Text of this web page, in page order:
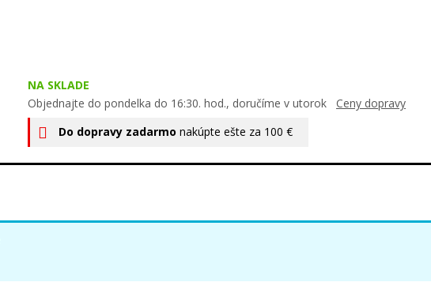
NA SKLADE
Objednajte do pondelka do 16:30. hod., doručíme v utorok Ceny dopravy
Do dopravy zadarmo nakúpte ešte za 100 €